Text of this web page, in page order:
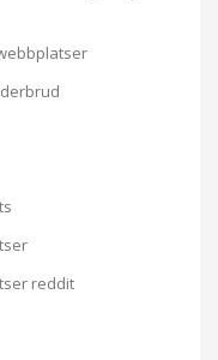
reddit